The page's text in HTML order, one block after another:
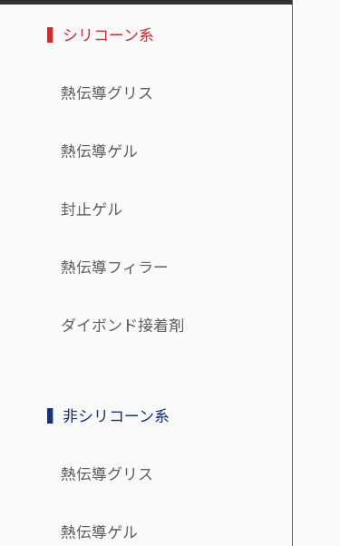
▍シリコーン系
熱伝導グリス
熱伝導ゲル
封止ゲル
熱伝導フィラー
ダイボンド接着剤
▍非シリコーン系
熱伝導グリス
熱伝導ゲル